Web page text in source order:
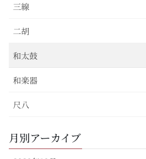
三線
二胡
和太鼓
和楽器
尺八
月別アーカイブ